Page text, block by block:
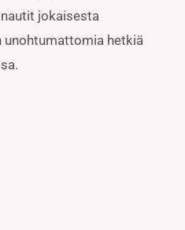
jokaisesta
unohtumattomia hetkiä